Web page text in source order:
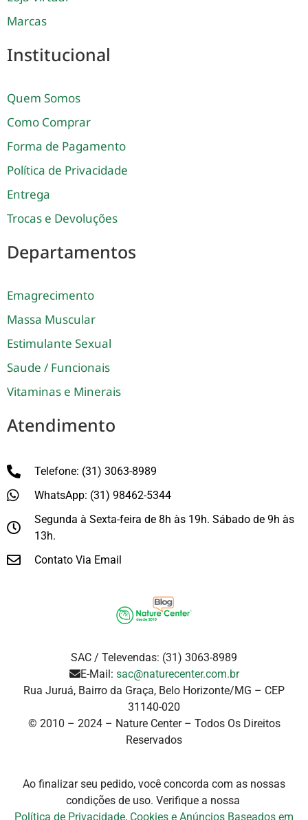
Marcas
Institucional
Quem Somos
Como Comprar
Forma de Pagamento
Política de Privacidade
Entrega
Trocas e Devoluções
Departamentos
Emagrecimento
Massa Muscular
Estimulante Sexual
Saude / Funcionais
Vitaminas e Minerais
Atendimento
Telefone: (31) 3063-8989
WhatsApp: (31) 98462-5344
Segunda à Sexta-feira de 8h às 19h. Sábado de 9h às
13h.
Contato Via Email
SAC / Televendas: (31) 3063-8989
E-Mail: sac@naturecenter.com.br
Rua Juruá, Bairro da Graça, Belo Horizonte/MG – CEP
31140-020
© 2010 – 2024 – Nature Center – Todos Os Direitos
Reservados
Ao finalizar seu pedido, você concorda com as nossas
condições de uso. Verifique a nossa
Política de Privacidade, Cookies e Anúncios Baseados em